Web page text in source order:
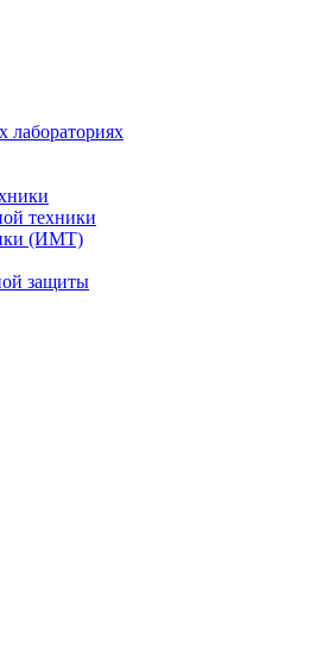
лабораториях
техники
(ИМТ)
защиты